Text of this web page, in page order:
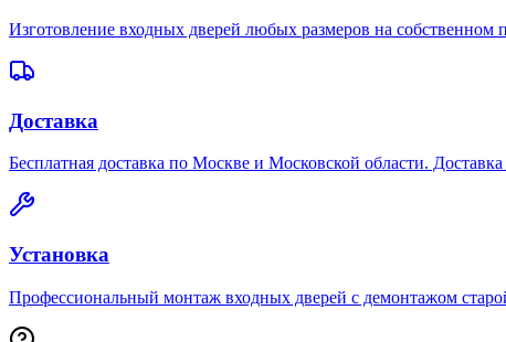
Изготовление входных дверей любых размеров на собственном
Доставка
Бесплатная доставка по Москве и Московской области.
Установка
Профессиональный монтаж входных дверей с демонтажом